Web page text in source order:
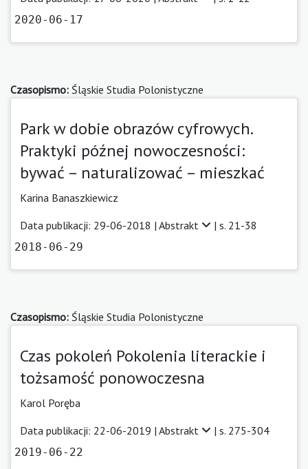
2020-06-17
Czasopismo: Śląskie Studia Polonistyczne
Park w dobie obrazów cyfrowych.
Praktyki późnej nowoczesności:
bywać – naturalizować – mieszkać
Karina Banaszkiewicz
Data publikacji: 29-06-2018 | Abstrakt | s. 21-38
2018-06-29
Czasopismo: Śląskie Studia Polonistyczne
Czas pokoleń Pokolenia literackie i
tożsamość ponowoczesna
Karol Poręba
Data publikacji: 22-06-2019 | Abstrakt | s. 275-304
2019-06-22